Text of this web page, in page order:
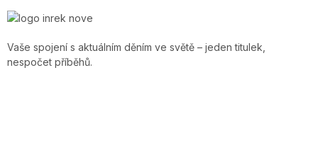
Vaše spojení s aktuálním děním ve světě – jeden titulek,
nespočet příběhů.